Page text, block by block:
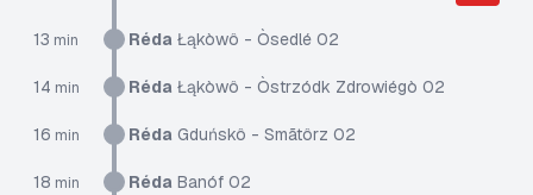
13 min Réda Łąkòwô - Òsedlé 02
14 min Réda Łąkòwô - Òstrzódk Zdrowiégò 02
16 min Réda Gduńskô - Smãtôrz 02
18 min Réda Banóf 02